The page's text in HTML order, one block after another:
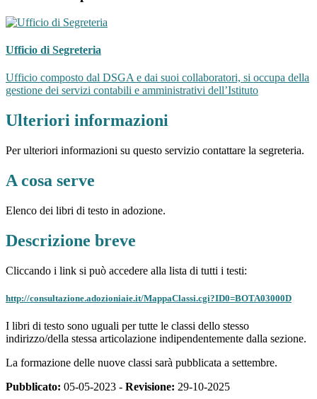
Ufficio di Segreteria
Ufficio composto dal DSGA e dai suoi collaboratori, si occupa della
gestione dei servizi contabili e amministrativi dell’Istituto
Ulteriori informazioni
Per ulteriori informazioni su questo servizio contattare la segreteria.
A cosa serve
Elenco dei libri di testo in adozione.
Descrizione breve
Cliccando i link si può accedere alla lista di tutti i testi:
http://consultazione.adozioniaie.it/MappaClassi.cgi?ID0=BOTA03000D
I libri di testo sono uguali per tutte le classi dello stesso
indirizzo/della stessa articolazione indipendentemente dalla sezione.
La formazione delle nuove classi sarà pubblicata a settembre.
Pubblicato: 05-05-2023 - Revisione: 29-10-2025